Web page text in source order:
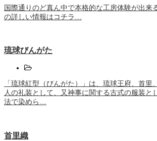
国際通りのど真ん中で本格的な工房体験が出来
の詳しい情報はコチラ…
琉球びんがた
「琉球紅型（びんがた）」は、琉球王府、首里
人の礼装として、又神事に関する古式の服装と
法で染めら…
首里織